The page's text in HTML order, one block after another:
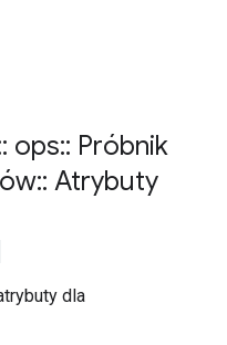
ops:: Próbnik
:: Atrybuty
dla